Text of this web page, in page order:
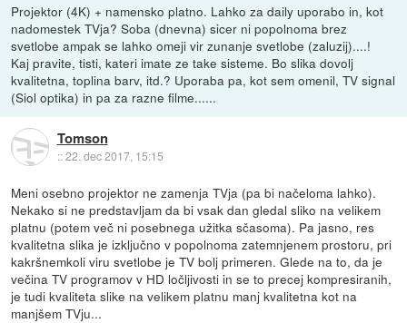
Projektor (4K) + namensko platno. Lahko za daily uporabo in, kot
nadomestek TVja? Soba (dnevna) sicer ni popolnoma brez
svetlobe ampak se lahko omeji vir zunanje svetlobe (zaluzij)....!
Kaj pravite, tisti, kateri imate ze take sisteme. Bo slika dovolj
kvalitetna, toplina barv, itd.? Uporaba pa, kot sem omenil, TV signal
(Siol optika) in pa za razne filme......
Tomson
::22. dec 2017, 15:15
Meni osebno projektor ne zamenja TVja (pa bi načeloma lahko).
Nekako si ne predstavljam da bi vsak dan gledal sliko na velikem
platnu (potem več ni posebnega užitka sčasoma). Pa jasno, res
kvalitetna slika je izključno v popolnoma zatemnjenem prostoru, pri
kakršnemkoli viru svetlobe je TV bolj primeren. Glede na to, da je
večina TV programov v HD ločljivosti in se to precej kompresiranih,
je tudi kvaliteta slike na velikem platnu manj kvalitetna kot na
manjšem TVju...